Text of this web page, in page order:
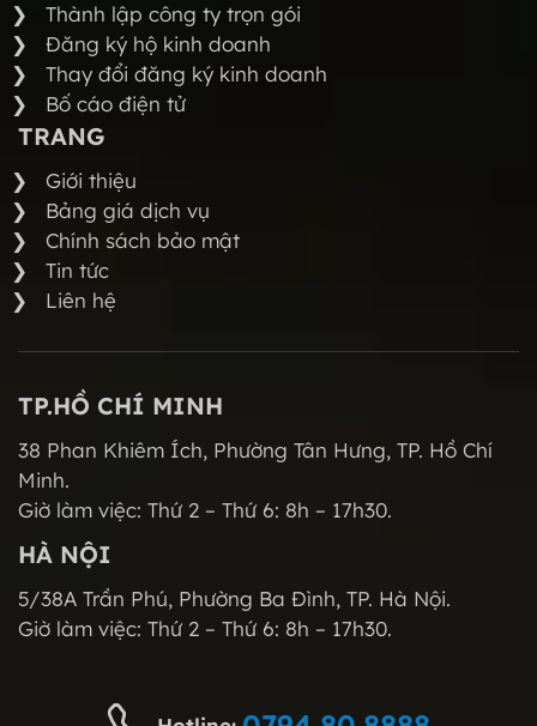
Thành lập công ty trọn gói
Đăng ký hộ kinh doanh
Thay đổi đăng ký kinh doanh
Bố cáo điện tử
TRANG
Giới thiệu
Bảng giá dịch vụ
Chính sách bảo mật
Tin tức
Liên hệ
TP.HỒ CHÍ MINH
38 Phan Khiêm Ích, Phường Tân Hưng, TP. Hồ Chí
Minh.
Giờ làm việc: Thứ 2 – Thứ 6: 8h – 17h30.
HÀ NỘI
5/38A Trần Phú, Phường Ba Đình, TP. Hà Nội.
Giờ làm việc: Thứ 2 – Thứ 6: 8h – 17h30.